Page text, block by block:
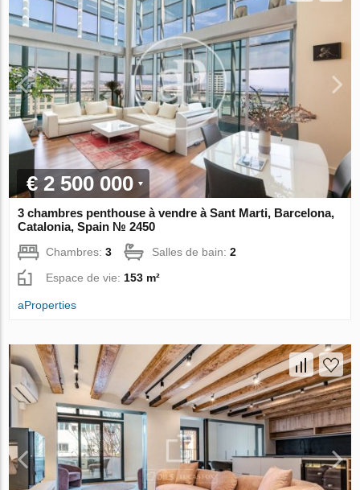
€ 2 500 000
3 chambres penthouse à vendre à Sant Marti, Barcelona,
Catalonia, Spain № 2450
Chambres:3 Salles de bain:2
Espace de vie: 153 m²
aProperties